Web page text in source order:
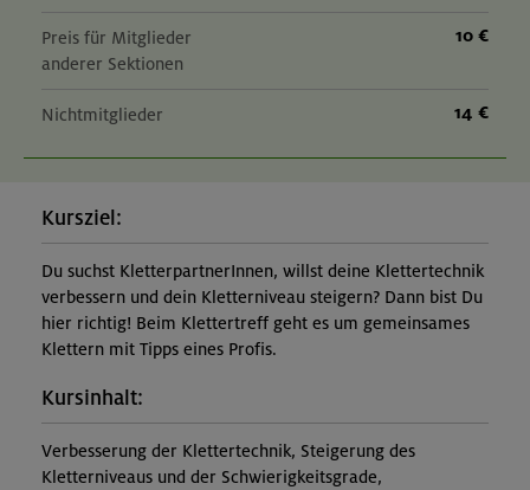
Preis für Mitglieder
anderer Sektionen
10 €
Nichtmitglieder 14 €
Kursziel:
Du suchst KletterpartnerInnen, willst deine Klettertechnik
verbessern und dein Kletterniveau steigern? Dann bist Du
hier richtig! Beim Klettertreff geht es um gemeinsames
Klettern mit Tipps eines Profis.
Kursinhalt:
Verbesserung der Klettertechnik, Steigerung des
Kletterniveaus und der Schwierigkeitsgrade,